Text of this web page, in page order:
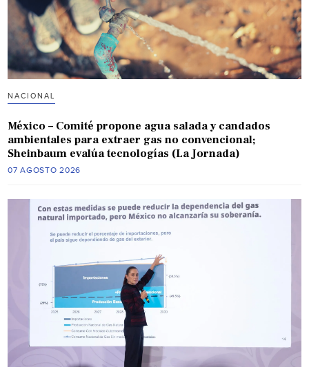
NACIONAL
México – Comité propone agua salada y candados
ambientales para extraer gas no convencional;
Sheinbaum evalúa tecnologías (La Jornada)
07 AGOSTO 2026